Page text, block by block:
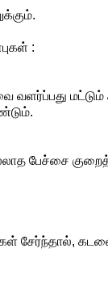
:
வளர்ப்பது
பேச்சை
சேர்ந்தால்,